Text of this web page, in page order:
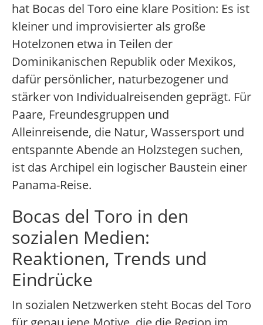
hat Bocas del Toro eine klare Position: Es ist
kleiner und improvisierter als große
Hotelzonen etwa in Teilen der
Dominikanischen Republik oder Mexikos,
dafür persönlicher, naturbezogener und
stärker von Individualreisenden geprägt. Für
Paare, Freundesgruppen und
Alleinreisende, die Natur, Wassersport und
entspannte Abende an Holzstegen suchen,
ist das Archipel ein logischer Baustein einer
Panama-Reise.
Bocas del Toro in den
sozialen Medien:
Reaktionen, Trends und
Eindrücke
In sozialen Netzwerken steht Bocas del Toro